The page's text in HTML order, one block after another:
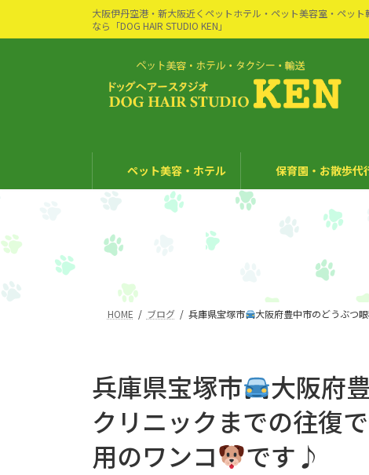
大阪伊丹空港・新大阪近くペットホテル・ペット美容室・ペッ
なら「DOG HAIR STUDIO KEN」
ペット美容・ホテル 保育園・お散歩代
HOME ブログ 兵庫県宝塚市 大阪府豊中市のどうぶつ
兵庫県宝塚市
大阪府
クリニックまでの往復
用のワンコ
です♪